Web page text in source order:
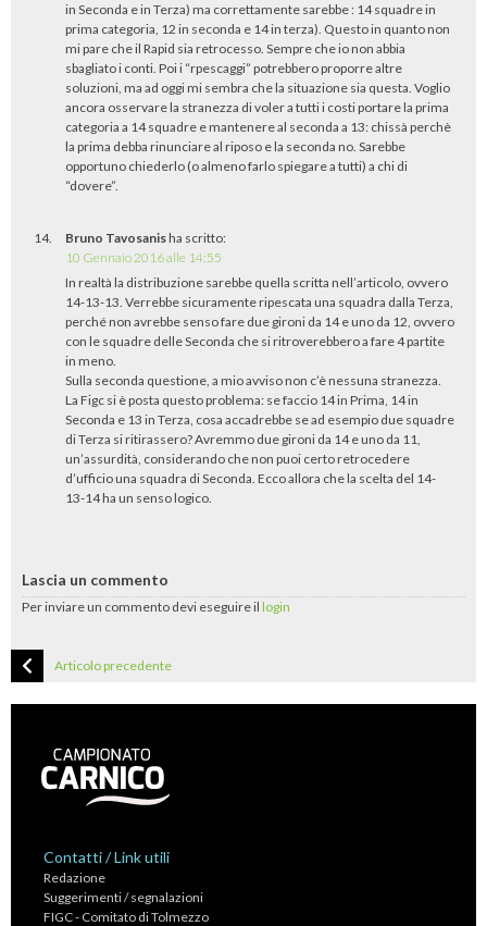
in Seconda e in Terza) ma correttamente sarebbe : 14 squadre in
prima categoria, 12 in seconda e 14 in terza). Questo in quanto non
mi pare che il Rapid sia retrocesso. Sempre che io non abbia
sbagliato i conti. Poi i “rpescaggi” potrebbero proporre altre
soluzioni, ma ad oggi mi sembra che la situazione sia questa. Voglio
ancora osservare la stranezza di voler a tutti i costi portare la prima
categoria a 14 squadre e mantenere al seconda a 13: chissà perchè
la prima debba rinunciare al riposo e la seconda no. Sarebbe
opportuno chiederlo (o almeno farlo spiegare a tutti) a chi di
“dovere”.
Bruno Tavosanisha scritto:
10 Gennaio 2016 alle 14:55
In realtà la distribuzione sarebbe quella scritta nell’articolo, ovvero
14-13-13. Verrebbe sicuramente ripescata una squadra dalla Terza,
perché non avrebbe senso fare due gironi da 14 e uno da 12, ovvero
con le squadre delle Seconda che si ritroverebbero a fare 4 partite
in meno.
Sulla seconda questione, a mio avviso non c’è nessuna stranezza.
La Figc si è posta questo problema: se faccio 14 in Prima, 14 in
Seconda e 13 in Terza, cosa accadrebbe se ad esempio due squadre
di Terza si ritirassero? Avremmo due gironi da 14 e uno da 11,
un’assurdità, considerando che non puoi certo retrocedere
d’ufficio una squadra di Seconda. Ecco allora che la scelta del 14-
13-14 ha un senso logico.
Lascia un commento
Per inviare un commento devi eseguire il login
Articolo precedente
Contatti / Link utili
Redazione
Suggerimenti / segnalazioni
FIGC - Comitato di Tolmezzo